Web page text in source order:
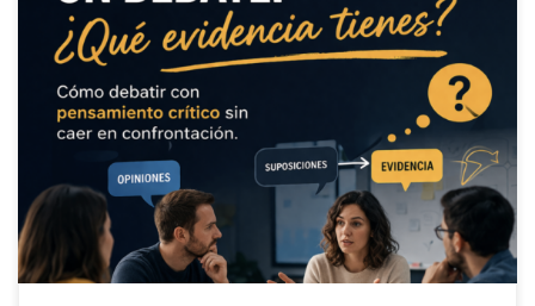
Hay una pregunta que, bien utilizada, puede elevar cualquier
conversación. Y mal utilizada… puede destruirla en segundos. Es
sencilla. Directa. Incómoda. “¿Qué evidencia tienes?” Pocas
preguntas generan tanto impacto en un debate. Y, sin embargo,
pocas se utilizan bien. Porque no es solo qué preguntas… sino
cómo, cuándo y desde […]